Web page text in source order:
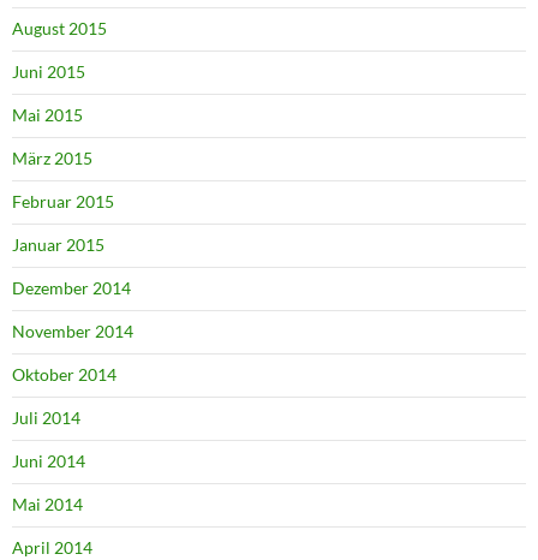
August 2015
Juni 2015
Mai 2015
März 2015
Februar 2015
Januar 2015
Dezember 2014
November 2014
Oktober 2014
Juli 2014
Juni 2014
Mai 2014
April 2014